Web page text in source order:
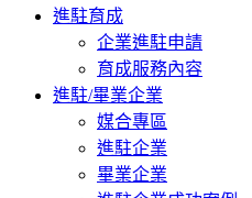
進駐育成
企業進駐申請
育成服務內容
進駐/畢業企業
媒合專區
進駐企業
畢業企業